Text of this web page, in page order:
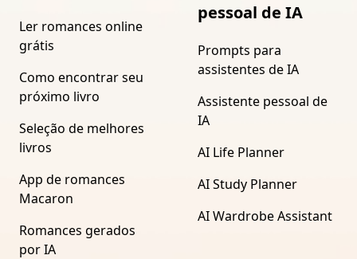
Ler romances online
grátis
Como encontrar seu
próximo livro
Seleção de melhores
livros
App de romances
Macaron
Romances gerados
por IA
pessoal de IA
Prompts para
assistentes de IA
Assistente pessoal de
IA
AI Life Planner
AI Study Planner
AI Wardrobe Assistant